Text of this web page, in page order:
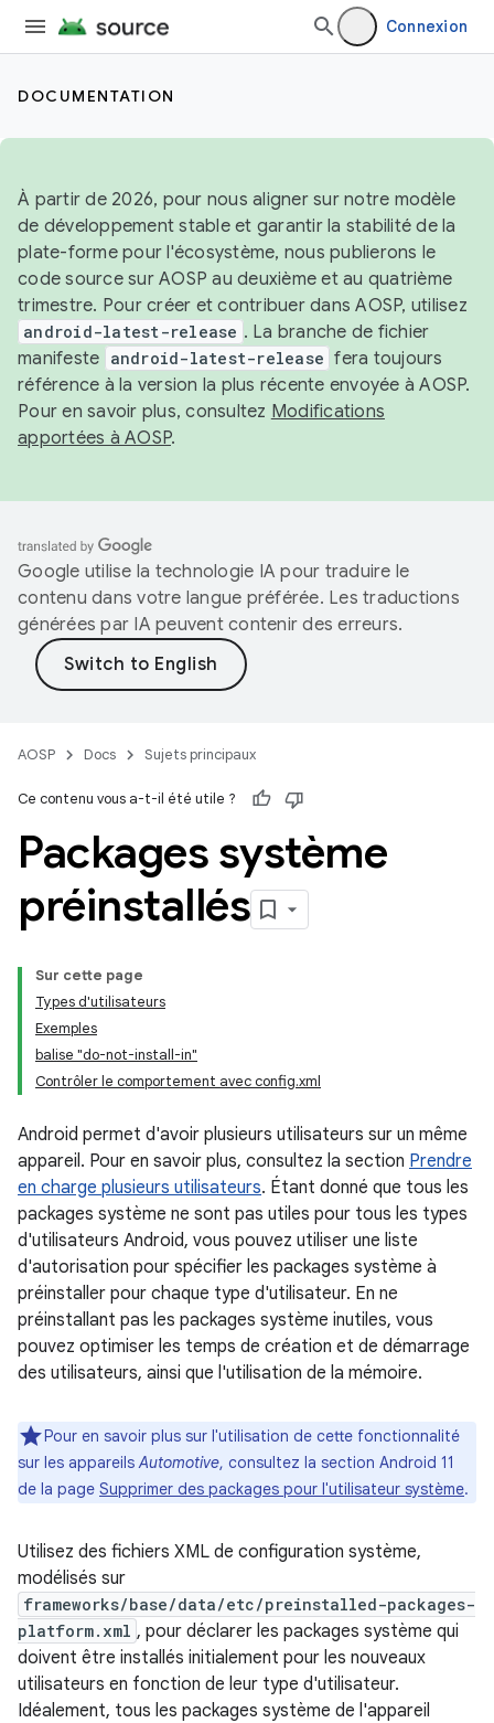
Connexion
DOCUMENTATION
À partir de 2026, pour nous aligner sur notre modèle
de développement stable et garantir la stabilité de la
plate-forme pour l'écosystème, nous publierons le
code source sur AOSP au deuxième et au quatrième
trimestre. Pour créer et contribuer dans AOSP, utilisez
android-latest-release . La branche de fichier
manifeste android-latest-release fera toujours
référence à la version la plus récente envoyée à AOSP.
Pour en savoir plus, consultez Modifications
apportées à AOSP.
Google utilise la technologie IA pour traduire le
contenu dans votre langue préférée. Les traductions
générées par IA peuvent contenir des erreurs.
AOSP Docs Sujets principaux
Ce contenu vous a-t-il été utile ?
Packages système
préinstallés
Sur cette page
Types d'utilisateurs
Exemples
balise "do-not-install-in"
Contrôler le comportement avec config.xml
Android permet d'avoir plusieurs utilisateurs sur un même
appareil. Pour en savoir plus, consultez la section Prendre
en charge plusieurs utilisateurs. Étant donné que tous les
packages système ne sont pas utiles pour tous les types
d'utilisateurs Android, vous pouvez utiliser une liste
d'autorisation pour spécifier les packages système à
préinstaller pour chaque type d'utilisateur. En ne
préinstallant pas les packages système inutiles, vous
pouvez optimiser les temps de création et de démarrage
des utilisateurs, ainsi que l'utilisation de la mémoire.
Pour en savoir plus sur l'utilisation de cette fonctionnalité
sur les appareilsAutomotive, consultez la section Android 11
de la page Supprimer des packages pour l'utilisateur système.
Utilisez des fichiers XML de configuration système,
modélisés sur
frameworks/base/data/etc/preinstalled-packages-
platform.xml , pour déclarer les packages système qui
doivent être installés initialement pour les nouveaux
utilisateurs en fonction de leur type d'utilisateur.
Idéalement, tous les packages système de l'appareil